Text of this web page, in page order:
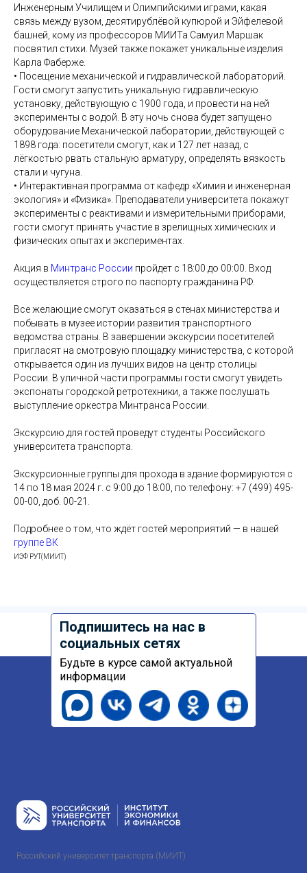
Инженерным Училищем и Олимпийскими играми, какая
связь между вузом, десятирублёвой купюрой и Эйфелевой
башней, кому из профессоров МИИТа Самуил Маршак
посвятил стихи. Музей также покажет уникальные изделия
Карла Фаберже.
•⁠ ⁠Посещение механической и гидравлической лабораторий.
Гости смогут запустить уникальную гидравлическую
установку, действующую с 1900 года, и провести на ней
эксперименты с водой. В эту ночь снова будет запущено
оборудование Механической лаборатории, действующей с
1898 года: посетители смогут, как и 127 лет назад, с
лёгкостью рвать стальную арматуру, определять вязкость
стали и чугуна.
•⁠ ⁠Интерактивная программа от кафедр «Химия и инженерная
экология» и «Физика». Преподаватели университета покажут
эксперименты с реактивами и измерительными приборами,
гости смогут принять участие в зрелищных химических и
физических опытах и экспериментах.
Акция в Минтранс России пройдет с 18:00 до 00:00. Вход
осуществляется строго по паспорту гражданина РФ.
Все желающие смогут оказаться в стенах министерства и
побывать в музее истории развития транспортного
ведомства страны. В завершении экскурсии посетителей
пригласят на смотровую площадку министерства, с которой
открывается один из лучших видов на центр столицы
России. В уличной части программы гости смогут увидеть
экспонаты городской ретротехники, а также послушать
выступление оркестра Минтранса России.
Экскурсию для гостей проведут студенты Российского
университета транспорта.
Экскурсионные группы для прохода в здание формируются с
14 по 18 мая 2024 г. с 9:00 до 18:00, по телефону: +7 (499) 495-
00-00, доб. 00-21.
Подробнее о том, что ждёт гостей мероприятий — в нашей
группе ВК
ИЭФ РУТ(МИИТ)
Подпишитесь на нас в
социальных сетях
Будьте в курсе самой актуальной
информации
Российский университет транспорта (МИИТ)